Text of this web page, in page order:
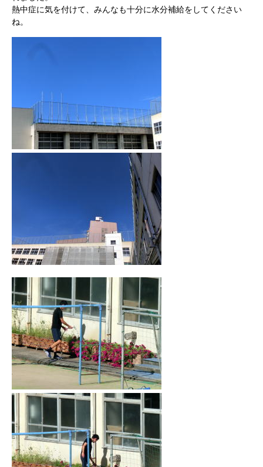
熱中症に気を付けて、みんなも十分に水分補給をしてください
ね。